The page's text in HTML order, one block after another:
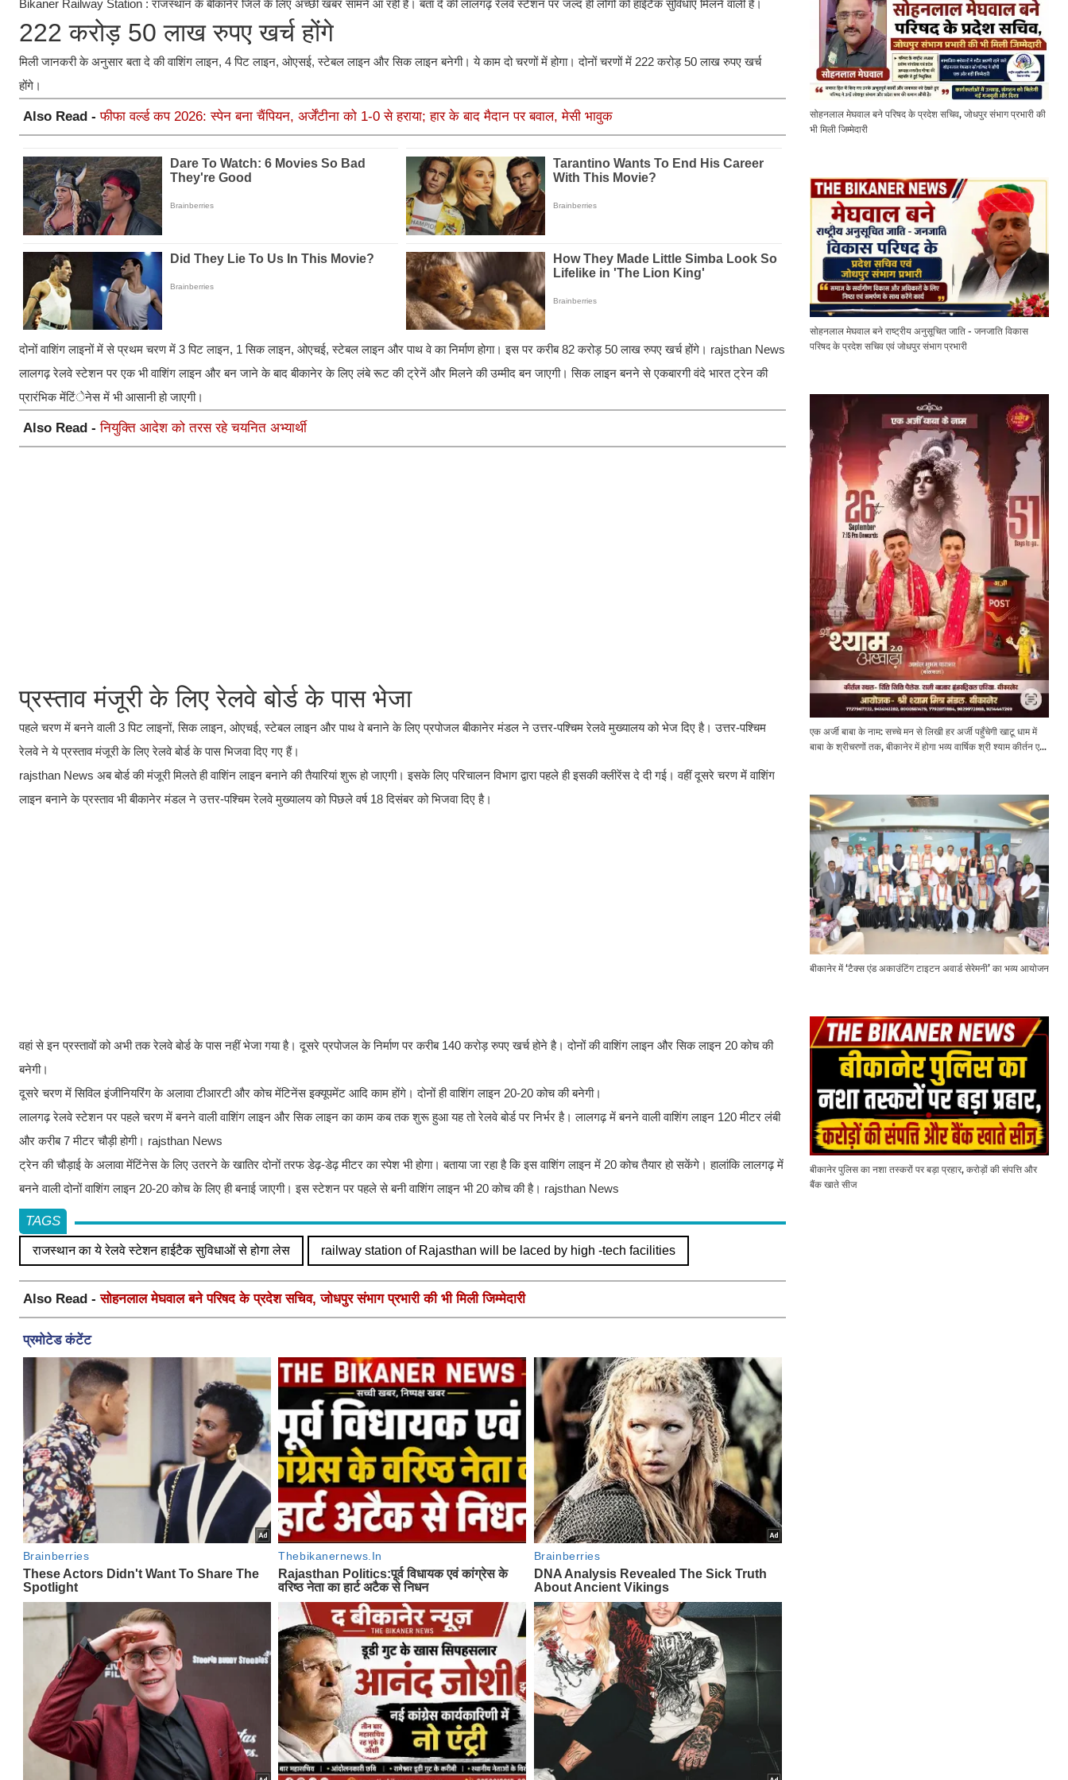
Bikaner Railway Station : राजस्थान के बीकानेर जिले के लिए अच्छी खबर सामने आ रही है। बता दे की लालगढ़ रेलवे स्टेशन पर जल्द ही लोगों को हाईटैक सुविधाएँ मिलने वाली है।
222 करोड़ 50 लाख रुपए खर्च होंगे
मिली जानकरी के अनुसार बता दे की वाशिंग लाइन, 4 पिट लाइन, ओएसई, स्टेबल लाइन और सिक लाइन बनेगी। ये काम दो चरणों में होगा। दोनों चरणों में 222 करोड़ 50 लाख रुपए खर्च
होंगे।
Also Read -फीफा वर्ल्ड कप 2026: स्पेन बना चैंपियन, अर्जेंटीना को 1-0 से हराया; हार के बाद मैदान पर बवाल, मेसी भावुक
दोनों वाशिंग लाइनों में से प्रथम चरण में 3 पिट लाइन, 1 सिक लाइन, ओएचई, स्टेबल लाइन और पाथ वे का निर्माण होगा। इस पर करीब 82 करोड़ 50 लाख रुपए खर्च होंगे। rajsthan News
लालगढ़ रेलवे स्टेशन पर एक भी वाशिंग लाइन और बन जाने के बाद बीकानेर के लिए लंबे रूट की ट्रेनें और मिलने की उम्मीद बन जाएगी। सिक लाइन बनने से एकबारगी वंदे भारत ट्रेन की
प्रारंभिक मेंटिंेनेस में भी आसानी हो जाएगी।
Also Read -नियुक्ति आदेश को तरस रहे चयनित अभ्यार्थी
प्रस्ताव मंजूरी के लिए रेलवे बोर्ड के पास भेजा
पहले चरण में बनने वाली 3 पिट लाइनों, सिक लाइन, ओएचई, स्टेबल लाइन और पाथ वे बनाने के लिए प्रपोजल बीकानेर मंडल ने उत्तर-पश्चिम रेलवे मुख्यालय को भेज दिए है। उत्तर-पश्चिम
रेलवे ने ये प्रस्ताव मंजूरी के लिए रेलवे बोर्ड के पास भिजवा दिए गए हैं।
rajsthan News अब बोर्ड की मंजूरी मिलते ही वाशिंन लाइन बनाने की तैयारियां शुरू हो जाएगी। इसके लिए परिचालन विभाग द्वारा पहले ही इसकी क्लीरेंस दे दी गई। वहीं दूसरे चरण में वाशिंग
लाइन बनाने के प्रस्ताव भी बीकानेर मंडल ने उत्तर-पश्चिम रेलवे मुख्यालय को पिछले वर्ष 18 दिसंबर को भिजवा दिए है।
वहां से इन प्रस्तावों को अभी तक रेलवे बोर्ड के पास नहीं भेजा गया है। दूसरे प्रपोजल के निर्माण पर करीब 140 करोड़ रुपए खर्च होने है। दोनों की वाशिंग लाइन और सिक लाइन 20 कोच की
बनेगी।
दूसरे चरण में सिविल इंजीनियरिंग के अलावा टीआरटी और कोच मेंटिनेंस इक्यूपमेंट आदि काम होंगे। दोनों ही वाशिंग लाइन 20-20 कोच की बनेगी।
लालगढ़ रेलवे स्टेशन पर पहले चरण में बनने वाली वाशिंग लाइन और सिक लाइन का काम कब तक शुरू हुआ यह तो रेलवे बोर्ड पर निर्भर है। लालगढ़ में बनने वाली वाशिंग लाइन 120 मीटर लंबी
और करीब 7 मीटर चौड़ी होगी। rajsthan News
ट्रेन की चौड़ाई के अलावा मेंटिंनेस के लिए उतरने के खातिर दोनों तरफ डेढ़-डेढ़ मीटर का स्पेश भी होगा। बताया जा रहा है कि इस वाशिंग लाइन में 20 कोच तैयार हो सकेंगे। हालांकि लालगढ़ में
बनने वाली दोनों वाशिंग लाइन 20-20 कोच के लिए ही बनाई जाएगी। इस स्टेशन पर पहले से बनी वाशिंग लाइन भी 20 कोच की है। rajsthan News
TAGS
राजस्थान का ये रेलवे स्टेशन हाईटैक सुविधाओं से होगा लेस railway station of Rajasthan will be laced by high -tech facilities
Also Read -सोहनलाल मेघवाल बने परिषद के प्रदेश सचिव, जोधपुर संभाग प्रभारी की भी मिली जिम्मेदारी
सोहनलाल मेघवाल बने परिषद के प्रदेश सचिव, जोधपुर संभाग प्रभारी की
भी मिली जिम्मेदारी
सोहनलाल मेघवाल बने राष्ट्रीय अनुसूचित जाति - जनजाति विकास
परिषद के प्रदेश सचिव एवं जोधपुर संभाग प्रभारी
एक अर्जी बाबा के नाम: सच्चे मन से लिखी हर अर्जी पहुँचेगी खाटू धाम में
बाबा के श्रीचरणों तक, बीकानेर में होगा भव्य वार्षिक श्री श्याम कीर्तन एवं
बीकानेर में ‘टैक्स एंड अकाउंटिंग टाइटन अवार्ड सेरेमनी’ का भव्य आयोजन
बीकानेर पुलिस का नशा तस्करों पर बड़ा प्रहार, करोड़ों की संपत्ति और
बैंक खाते सीज